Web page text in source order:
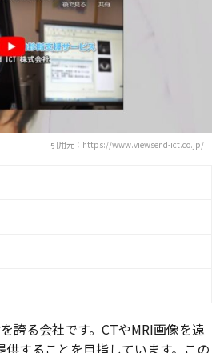
引用元：https://www.viewsend-ict.co.jp/
誇る会社です。CTやMRI画像を遠
することを目指しています。この